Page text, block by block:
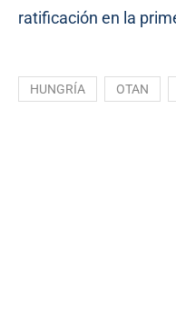
ratificación en la
HUNGRÍA OTAN